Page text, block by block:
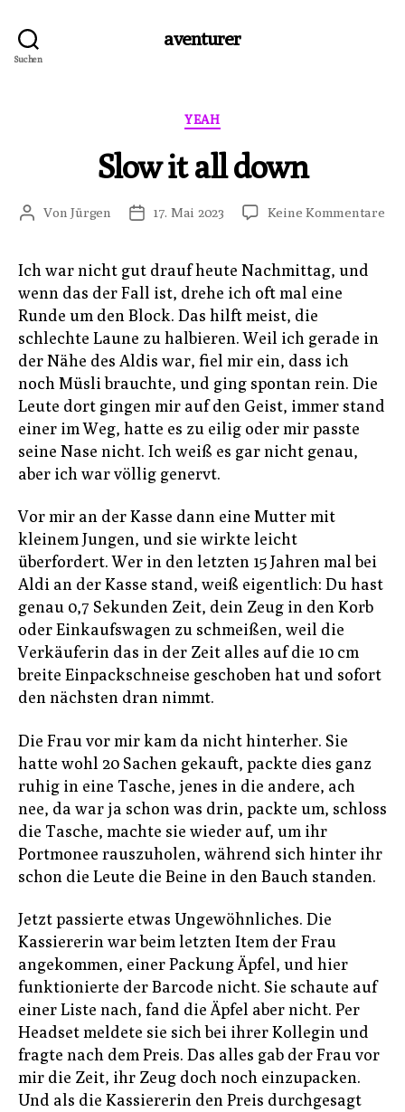
Suchen
aventurer
Kategorien
YEAH
Slow it all down
Beitragsautor
VonJürgen Veröffentlichungsdatum
17. Mai 2023 Keine Kommentarezu
Ich war nicht gut drauf heute Nachmittag, und
wenn das der Fall ist, drehe ich oft mal eine
Runde um den Block. Das hilft meist, die
schlechte Laune zu halbieren. Weil ich gerade in
der Nähe des Aldis war, fiel mir ein, dass ich
noch Müsli brauchte, und ging spontan rein. Die
Leute dort gingen mir auf den Geist, immer stand
einer im Weg, hatte es zu eilig oder mir passte
seine Nase nicht. Ich weiß es gar nicht genau,
aber ich war völlig genervt.
Vor mir an der Kasse dann eine Mutter mit
kleinem Jungen, und sie wirkte leicht
überfordert. Wer in den letzten 15 Jahren mal bei
Aldi an der Kasse stand, weiß eigentlich: Du hast
genau 0,7 Sekunden Zeit, dein Zeug in den Korb
oder Einkaufswagen zu schmeißen, weil die
Verkäuferin das in der Zeit alles auf die 10 cm
breite Einpackschneise geschoben hat und sofort
den nächsten dran nimmt.
Die Frau vor mir kam da nicht hinterher. Sie
hatte wohl 20 Sachen gekauft, packte dies ganz
ruhig in eine Tasche, jenes in die andere, ach
nee, da war ja schon was drin, packte um, schloss
die Tasche, machte sie wieder auf, um ihr
Portmonee rauszuholen, während sich hinter ihr
schon die Leute die Beine in den Bauch standen.
Jetzt passierte etwas Ungewöhnliches. Die
Kassiererin war beim letzten Item der Frau
angekommen, einer Packung Äpfel, und hier
funktionierte der Barcode nicht. Sie schaute auf
einer Liste nach, fand die Äpfel aber nicht. Per
Headset meldete sie sich bei ihrer Kollegin und
fragte nach dem Preis. Das alles gab der Frau vor
mir die Zeit, ihr Zeug doch noch einzupacken.
Und als die Kassiererin den Preis durchgesagt